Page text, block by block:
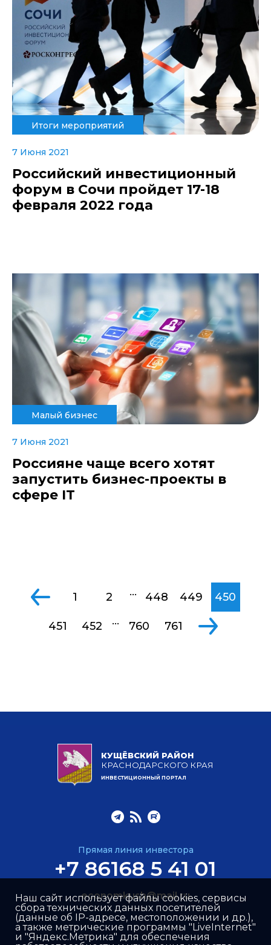
Итоги мероприятий
7 Июня 2021
Российский инвестиционный
форум в Сочи пройдет 17-18
февраля 2022 года
Малый бизнес
7 Июня 2021
Россияне чаще всего хотят
запустить бизнес-проекты в
сфере IT
1 2 ... 448 449 450
451 452 ... 760 761
КУЩЁВСКИЙ РАЙОН
КРАСНОДАРСКОГО КРАЯ
ИНВЕСТИЦИОННЫЙ ПОРТАЛ
Прямая линия инвестора
+7 86168 5 41 01
economkush@mail.ru
Наш сайт использует файлы cookies, сервисы
сбора технических данных посетителей
(данные об IP-адресе, местоположении и др.),
а также метрические программы "LiveInternet"
и "Яндекс.Метрика" для обеспечения